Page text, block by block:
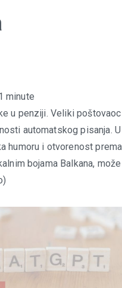
minute
u penziji. Veliki poštovaoc
automatskog pisanja.
humoru i otvorenost
bojama Balkana,
)